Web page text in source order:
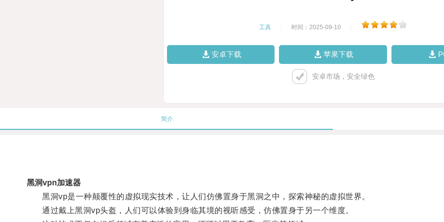
工具 时间：2025-09-10
安卓下载 苹果下载
安卓市场，安全绿色
简介
黑洞vpn加速器
黑洞vp是一种颠覆性的虚拟现实技术，让人们仿佛置身于黑洞之中，探索神秘的虚拟世界。
通过戴上黑洞vp头盔，人们可以体验到身临其境的视听感受，仿佛置身于另一个维度。